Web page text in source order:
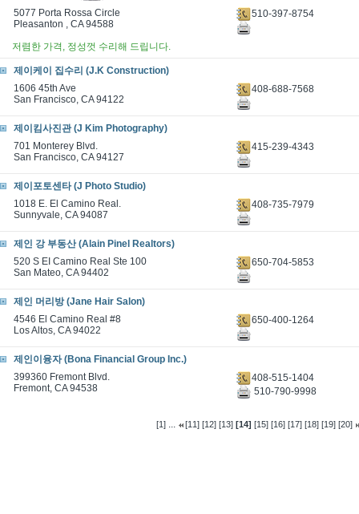
5077 Porta Rossa Circle
Pleasanton , CA 94588
510-397-8754
저렴한 가격, 정성껏 수리해 드립니다.
제이케이 집수리 (J.K Construction)
1606 45th Ave
San Francisco, CA 94122
408-688-7568
제이킴사진관 (J Kim Photography)
701 Monterey Blvd.
San Francisco, CA 94127
415-239-4343
제이포토센타 (J Photo Studio)
1018 E. El Camino Real.
Sunnyvale, CA 94087
408-735-7979
제인 강 부동산 (Alain Pinel Realtors)
520 S EI Camino Real Ste 100
San Mateo, CA 94402
650-704-5853
제인 머리방 (Jane Hair Salon)
4546 El Camino Real #8
Los Altos, CA 94022
650-400-1264
제인이융자 (Bona Financial Group Inc.)
399360 Fremont Blvd.
Fremont, CA 94538
408-515-1404
510-790-9998
[1] ... [11] [12] [13] [14] [15] [16] [17] [18] [19] [20]